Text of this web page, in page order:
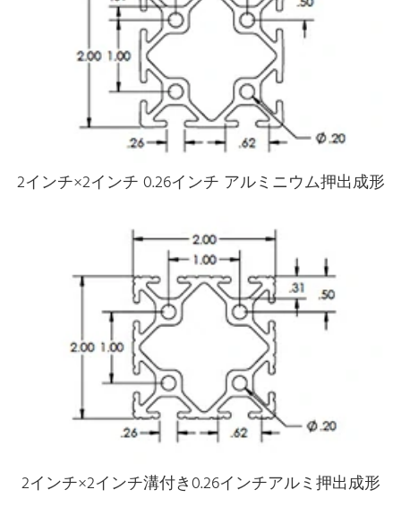
2インチ×2インチ 0.26インチ アルミニウム押出成形
2インチ×2インチ溝付き0.26インチアルミ押出成形